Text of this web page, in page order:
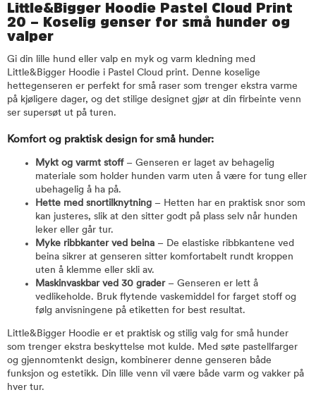
Little&Bigger Hoodie Pastel Cloud Print
20 – Koselig genser for små hunder og
valper
Gi din lille hund eller valp en myk og varm kledning med
Little&Bigger Hoodie i Pastel Cloud print. Denne koselige
hettegenseren er perfekt for små raser som trenger ekstra varme
på kjøligere dager, og det stilige designet gjør at din firbeinte venn
ser supersøt ut på turen.
Komfort og praktisk design for små hunder:
Mykt og varmt stoff– Genseren er laget av behagelig
materiale som holder hunden varm uten å være for tung eller
ubehagelig å ha på.
Hette med snortilknytning – Hetten har en praktisk snor som
kan justeres, slik at den sitter godt på plass selv når hunden
leker eller går tur.
Myke ribbkanter ved beina – De elastiske ribbkantene ved
beina sikrer at genseren sitter komfortabelt rundt kroppen
uten å klemme eller skli av.
Maskinvaskbar ved 30 grader– Genseren er lett å
vedlikeholde. Bruk flytende vaskemiddel for farget stoff og
følg anvisningene på etiketten for best resultat.
Little&Bigger Hoodie er et praktisk og stilig valg for små hunder
som trenger ekstra beskyttelse mot kulde. Med søte pastellfarger
og gjennomtenkt design, kombinerer denne genseren både
funksjon og estetikk. Din lille venn vil være både varm og vakker på
hver tur.